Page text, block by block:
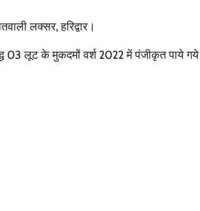
लक्सर, हरिद्वार।
03 लूट के मुकदमों वर्श 2022 में पंजीकृत पाये